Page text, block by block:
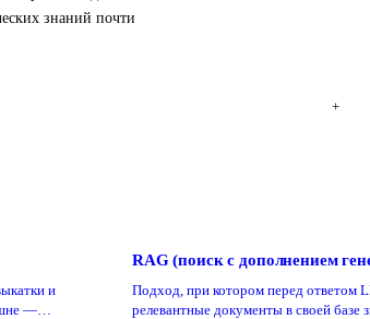
знаний почти
+
и
—
RAG (поиск с дополнением
Подход, при котором перед ответом
релевантные документы в своей базе